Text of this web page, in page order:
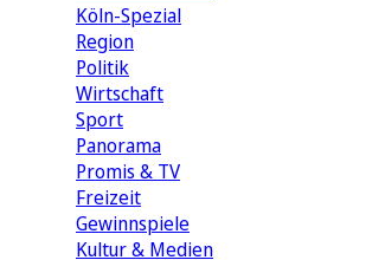
Köln-Spezial
Region
Politik
Wirtschaft
Sport
Panorama
Promis & TV
Freizeit
Gewinnspiele
Kultur & Medien